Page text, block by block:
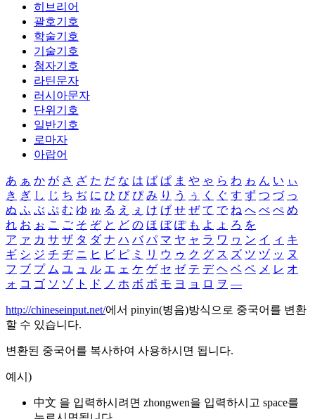
히브리어
괄호기호
학술기호
기술기호
첨자기호
라틴문자
러시아문자
단위기호
일반기호
로마자
아랍어
あ ぁ か が さ ざ た だ な は ば ぱ ま や ゃ ら わ ゎ ん い ぃ
き ぎ し じ ち ぢ に ひ び ぴ み り う ぅ く ぐ す ず つ づ っ
ぬ ふ ぶ ぷ む ゆ ゅ る え ぇ け げ せ ぜ て で ね へ べ ぺ め
れ お ぉ こ ご そ ぞ と ど の ほ ぼ ぽ も よ ょ ろ を
ア ァ カ サ ザ タ ダ ナ ハ バ パ マ ヤ ャ ラ ワ ヮ ン イ ィ キ
ギ シ ジ チ ヂ ニ ヒ ビ ピ ミ リ ウ ゥ ク グ ス ズ ツ ヅ ッ ヌ
フ ブ プ ム ユ ュ ル エ ェ ケ ゲ セ ゼ テ デ ヘ ベ ペ メ レ オ
ォ コ ゴ ソ ゾ ト ド ノ ホ ボ ポ モ ヨ ョ ロ ヲ ―
http://chineseinput.net/에서 pinyin(병음)방식으로 중국어를 변환
할 수 있습니다.
변환된 중국어를 복사하여 사용하시면 됩니다.
예시)
中文 을 입력하시려면 zhongwen을 입력하시고 space를